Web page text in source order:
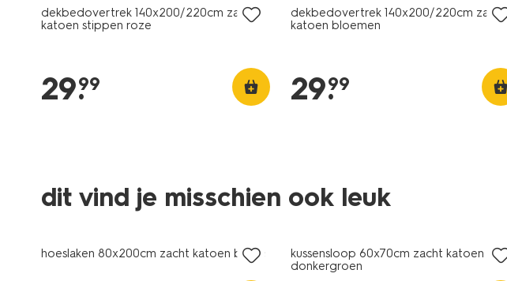
dekbedovertrek 140x200/220cm zacht
katoen stippen roze
29.
99
dekbedovertrek 140x200/220cm zacht
katoen bloemen
29.
99
dit vind je misschien ook leuk
hoeslaken 80x200cm zacht katoen beige
kussensloop 60x70cm zacht katoen
donkergroen